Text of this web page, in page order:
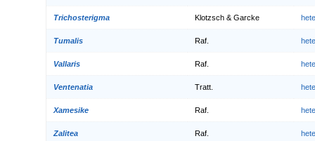
Trichosterigma Klotzsch & Garcke
Tumalis Raf.
Vallaris Raf.
Ventenatia Tratt.
Xamesike Raf.
Zalitea Raf.